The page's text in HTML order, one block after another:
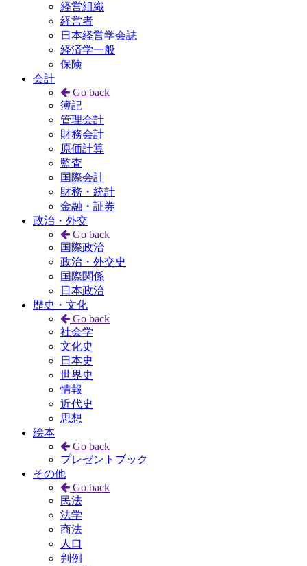
経営組織
経営者
日本経営学会誌
経済学一般
保険
会計
Go back
簿記
管理会計
財務会計
原価計算
監査
国際会計
財務・統計
金融・証券
政治・外交
Go back
国際政治
政治・外交史
国際関係
日本政治
歴史・文化
Go back
社会学
文化史
日本史
世界史
情報
近代史
思想
絵本
Go back
プレゼントブック
その他
Go back
民法
法学
商法
人口
判例